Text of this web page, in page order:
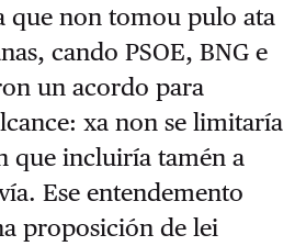
que non tomou pulo ata
cando PSOE, BNG e
un acordo para
xa non se limitaría
que incluiría tamén a
Ese entendemento
proposición de lei